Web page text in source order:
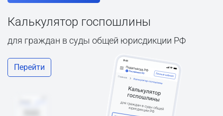
Калькулятор госпошлины
для граждан в суды общей юрисдикции РФ
Перейти